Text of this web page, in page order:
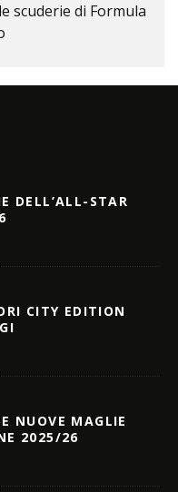
scuderie di Formula
DELL’ALL-STAR
CITY EDITION
NUOVE MAGLIE
2025/26